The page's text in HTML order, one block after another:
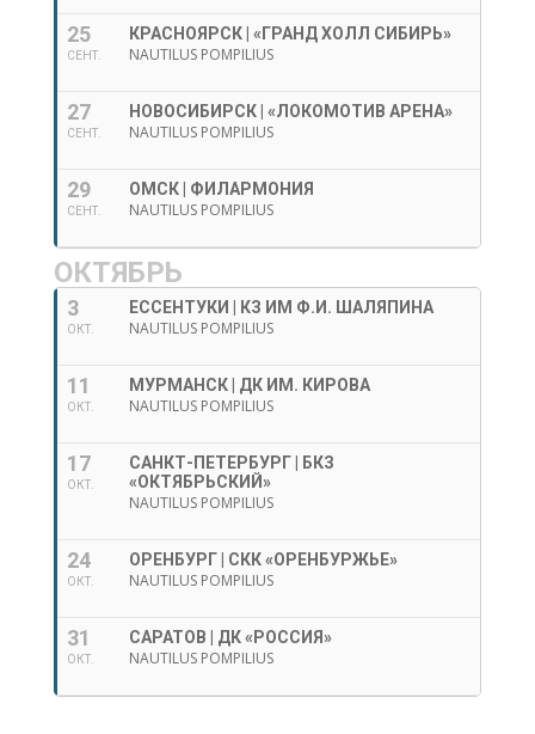
25
СЕНТ.
КРАСНОЯРСК | «ГРАНД ХОЛЛ СИБИРЬ»
NAUTILUS POMPILIUS
27
СЕНТ.
НОВОСИБИРСК | «ЛОКОМОТИВ АРЕНА»
NAUTILUS POMPILIUS
29
СЕНТ.
ОМСК | ФИЛАРМОНИЯ
NAUTILUS POMPILIUS
ОКТЯБРЬ
3
ОКТ.
ЕССЕНТУКИ | КЗ ИМ Ф.И. ШАЛЯПИНА
NAUTILUS POMPILIUS
11
ОКТ.
МУРМАНСК | ДК ИМ. КИРОВА
NAUTILUS POMPILIUS
17
ОКТ.
САНКТ-ПЕТЕРБУРГ | БКЗ
«ОКТЯБРЬСКИЙ»
NAUTILUS POMPILIUS
24
ОКТ.
ОРЕНБУРГ | СКК «ОРЕНБУРЖЬЕ»
NAUTILUS POMPILIUS
31
ОКТ.
САРАТОВ | ДК «РОССИЯ»
NAUTILUS POMPILIUS